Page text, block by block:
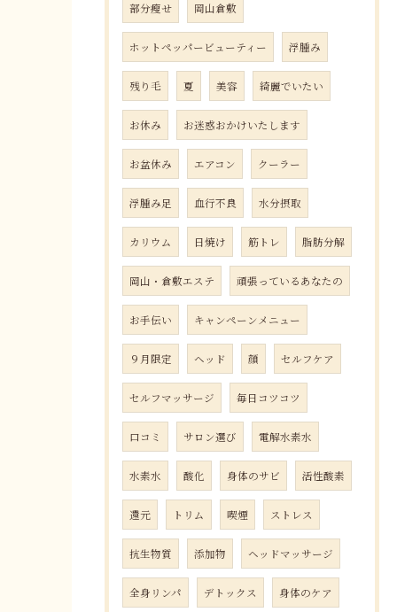
部分瘦せ 岡山倉敷
ホットペッパービューティー 浮腫み
残り毛 夏 美容 綺麗でいたい
お休み お迷惑おかけいたします
お盆休み エアコン クーラー
浮腫み足 血行不良 水分摂取
カリウム 日焼け 筋トレ 脂肪分解
岡山・倉敷エステ 頑張っているあなたの
お手伝い キャンペーンメニュー
９月限定 ヘッド 顔 セルフケア
セルフマッサージ 毎日コツコツ
口コミ サロン選び 電解水素水
水素水 酸化 身体のサビ 活性酸素
還元 トリム 喫煙 ストレス
抗生物質 添加物 ヘッドマッサージ
全身リンパ デトックス 身体のケア